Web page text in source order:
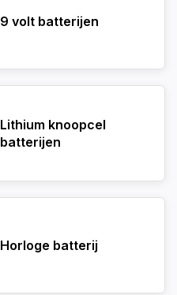
9 volt batterijen
Lithium knoopcel
batterijen
Horloge batterij